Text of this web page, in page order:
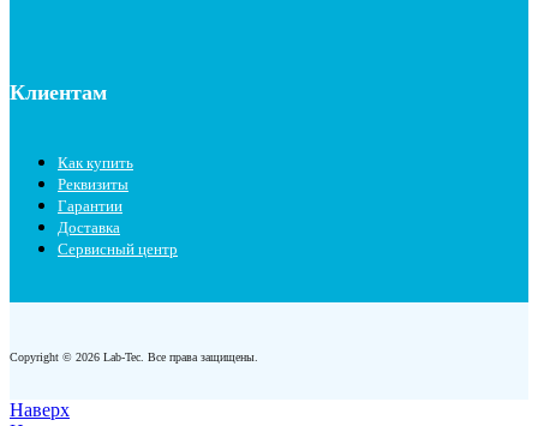
Клиентам
Как купить
Реквизиты
Гарантии
Доставка
Сервисный центр
Copyright © 2026 Lab-Tec. Все права защищены.
Наверх